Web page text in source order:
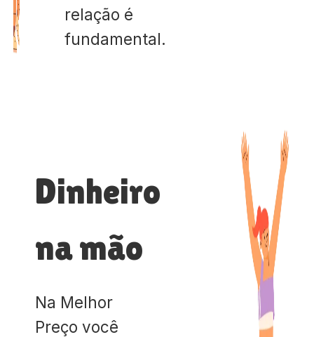
relação é
fundamental.
Dinheiro
na mão
Na Melhor
Preço você